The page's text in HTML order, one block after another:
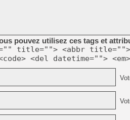
pouvez utilisez ces tags et
title=""> <abbr title="">
<del datetime="">